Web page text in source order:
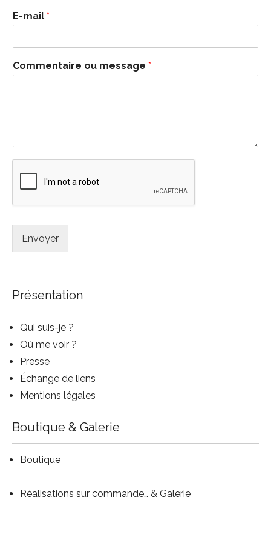
E-mail *
Commentaire ou message *
Envoyer
Présentation
Qui suis-je ?
Où me voir ?
Presse
Échange de liens
Mentions légales
Boutique & Galerie
Boutique
Réalisations sur commande… & Galerie